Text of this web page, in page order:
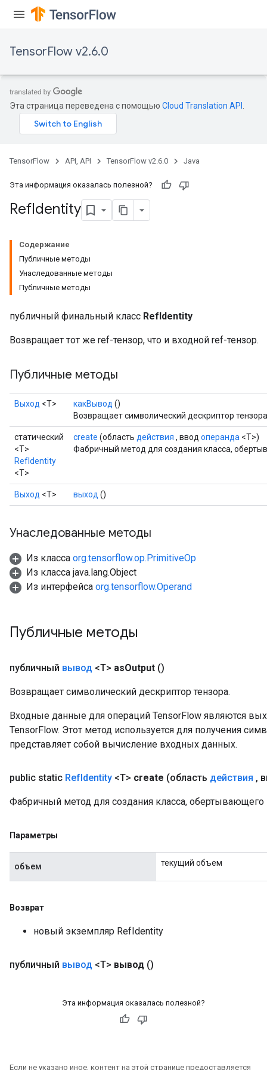
TensorFlow v2.6.0
Эта страница переведена с помощью Cloud Translation API
TensorFlow API, API TensorFlow v2.6.0 Java
Эта информация оказалась полезной?
RefIdentity
Содержание
Публичные методы
Унаследованные методы
Публичные методы
публичный финальный класс RefIdentity
Возвращает тот же ref-тензор, что и входной ref-тензор.
Публичные методы
Выход <Т> какВывод ()
Возвращает символический дескриптор
статический
<T>
RefIdentity
<T>
create (область действия , ввод операнда <T>)
Фабричный метод для создания класса,
Выход <Т> выход ()
Унаследованные методы
Из класса org.tensorflow.op.PrimitiveOp
Из класса java.lang.Object
Из интерфейса org.tensorflow.Operand
Публичные методы
публичный вывод <T> asOutput ()
Возвращает символический дескриптор тензора.
Входные данные для операций TensorFlow являются
TensorFlow. Этот метод используется для получения
представляет собой вычисление входных данных.
public static RefIdentity <T> create (область действия ,
Фабричный метод для создания класса,
Параметры
объем текущий объем
Возврат
новый экземпляр RefIdentity
публичный вывод <T> вывод ()
Эта информация оказалась полезной?
Если не указано иное, контент на этой странице предоставляется